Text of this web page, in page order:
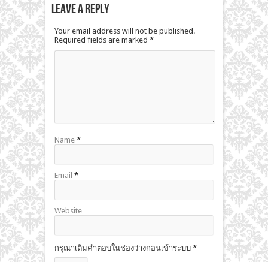
Leave a Reply
Your email address will not be published.
Required fields are marked *
Name *
Email *
Website
กรุณาเติมคำตอบในช่องว่างก่อนเข้าระบบ*